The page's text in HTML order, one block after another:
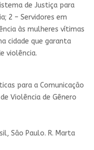
de Justiça para
2 – Servidores em
às mulheres vítimas
cidade que garanta
violência.
para a Comunicação
Violência de Gênero
São Paulo. R. Marta